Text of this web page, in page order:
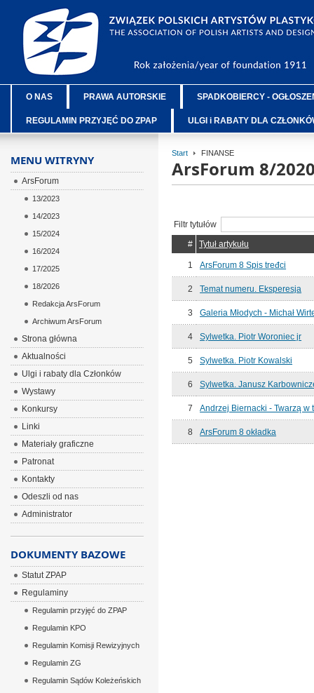
O NAS PRAWA AUTORSKIE SPADKOBIERCY -
REGULAMIN PRZYJĘĆ DO ZPAP ULGI i RABATY DLA
Start FINANSE
ArsForum 8/
Filtr tytułów
#
Tytuł artykułu
1 ArsForum 8 Spis tređci
2 Temat numeru. Eksperesja
3 Galeria Młodych - Michał
4 Sylwetka. Piotr Woroniec jr
5 Sylwetka. Piotr Kowalski
6 Sylwetka. Janusz
7 Andrzej Biernacki - Twarzą w
8 ArsForum 8 okładka
MENU WITRYNY
ArsForum
13/2023
14/2023
15/2024
16/2024
17/2025
18/2026
Redakcja ArsForum
Archiwum ArsForum
Strona główna
Aktualności
Ulgi i rabaty dla Członków
Wystawy
Konkursy
Linki
Materiały graficzne
Patronat
Kontakty
Odeszli od nas
Administrator
DOKUMENTY BAZOWE
Statut ZPAP
Regulaminy
Regulamin przyjęć do ZPAP
Regulamin KPO
Regulamin Komisji Rewizyjnych
Regulamin ZG
Regulamin Sądów Koleżeńskich